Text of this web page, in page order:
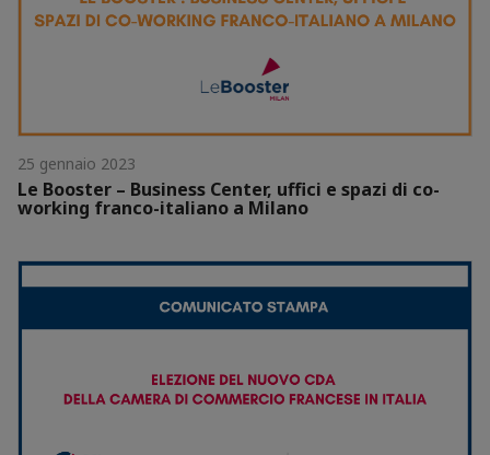
25 gennaio 2023
Le Booster – Business Center, uffici e spazi di co-
working franco-italiano a Milano